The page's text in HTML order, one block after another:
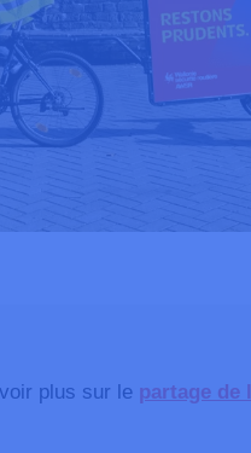
plus sur le partage de